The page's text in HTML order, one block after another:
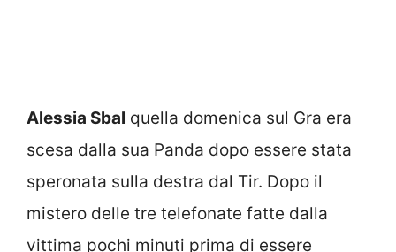
Alessia Sbal quella domenica sul Gra era
scesa dalla sua Panda dopo essere stata
speronata sulla destra dal Tir. Dopo il
mistero delle tre telefonate fatte dalla
vittima pochi minuti prima di essere